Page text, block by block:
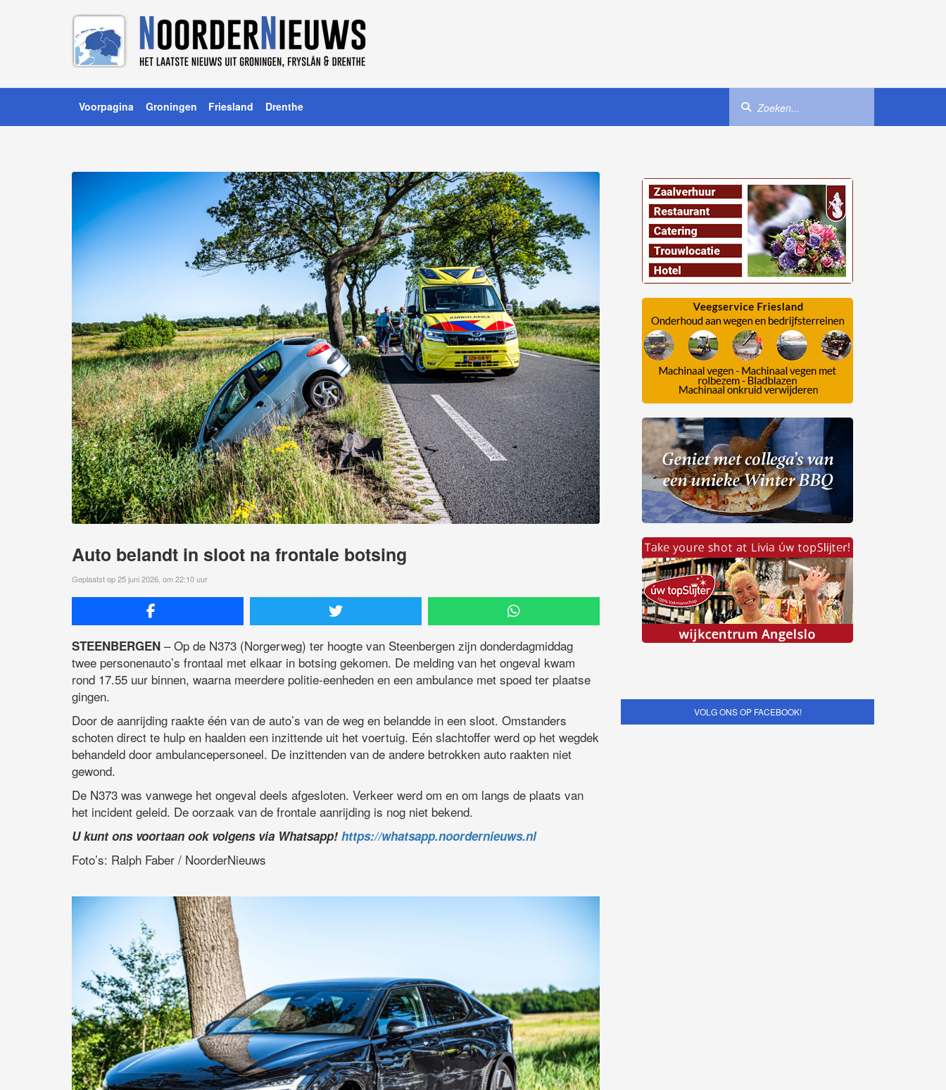
Voorpagina Groningen Friesland Drenthe
Auto belandt in sloot na frontale botsing
Geplaatst op 25 juni 2026, om 22:10 uur
STEENBERGEN – Op de N373 (Norgerweg) ter hoogte van Steenbergen zijn donderdagmiddag
twee personenauto’s frontaal met elkaar in botsing gekomen. De melding van het ongeval kwam
rond 17.55 uur binnen, waarna meerdere politie-eenheden en een ambulance met spoed ter plaatse
gingen.
Door de aanrijding raakte één van de auto’s van de weg en belandde in een sloot. Omstanders
schoten direct te hulp en haalden een inzittende uit het voertuig. Eén slachtoffer werd op het wegdek
behandeld door ambulancepersoneel. De inzittenden van de andere betrokken auto raakten niet
gewond.
De N373 was vanwege het ongeval deels afgesloten. Verkeer werd om en om langs de plaats van
het incident geleid. De oorzaak van de frontale aanrijding is nog niet bekend.
U kunt ons voortaan ook volgens via Whatsapp! https://whatsapp.noordernieuws.nl
Foto’s: Ralph Faber / NoorderNieuws
VOLG ONS OP FACEBOOK!